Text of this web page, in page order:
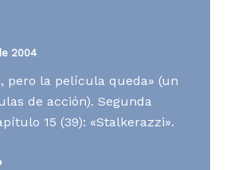
2004
pero la película queda» (un
de acción). Segunda
15 (39): «Stalkerazzi».